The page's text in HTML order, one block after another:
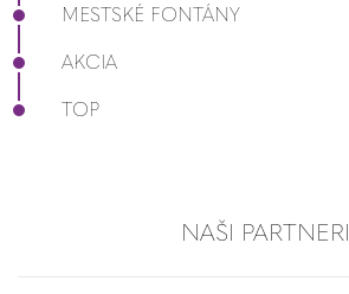
MESTSKÉ FONTÁNY
AKCIA
TOP
NAŠI PARTNERI